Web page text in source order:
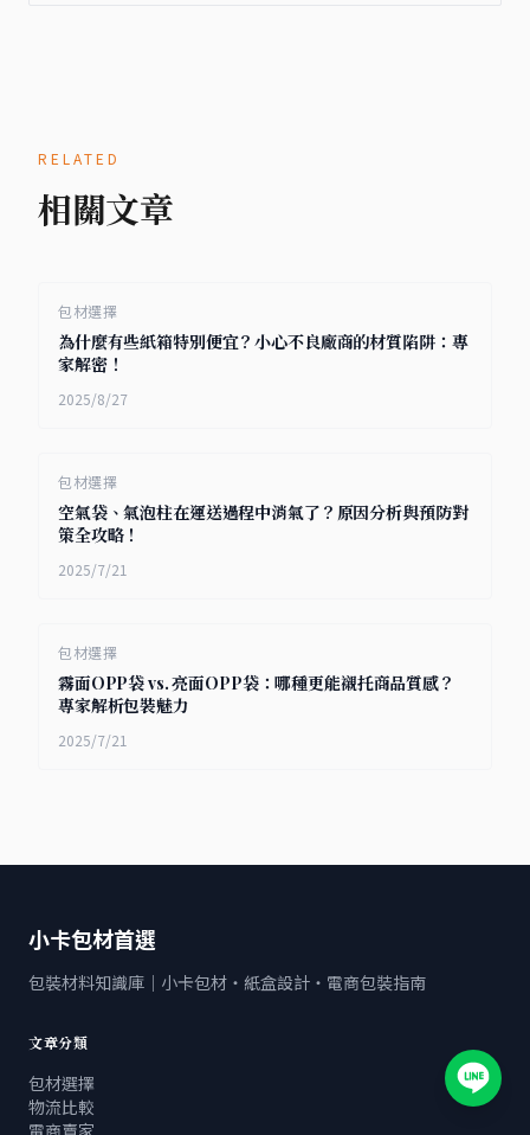
RELATED
相關文章
包材選擇
為什麼有些紙箱特別便宜？小心不良廠商的材質陷阱：專
家解密！
2025/8/27
包材選擇
空氣袋、氣泡柱在運送過程中消氣了？原因分析與預防對
策全攻略！
2025/7/21
包材選擇
霧面OPP袋 vs. 亮面OPP袋：哪種更能襯托商品質感？
專家解析包裝魅力
2025/7/21
小卡包材首選
包裝材料知識庫｜小卡包材・紙盒設計・電商包裝指南
文章分類
包材選擇
物流比較
電商賣家